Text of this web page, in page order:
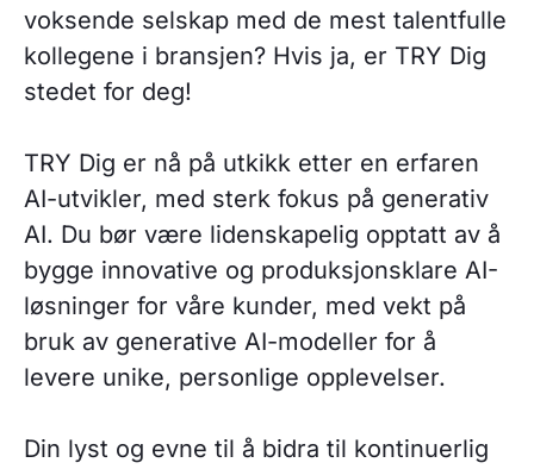
voksende selskap med de mest talentfulle
kollegene i bransjen? Hvis ja, er TRY Dig
stedet for deg!
TRY Dig er nå på utkikk etter en erfaren
AI-utvikler, med sterk fokus på generativ
AI. Du bør være lidenskapelig opptatt av å
bygge innovative og produksjonsklare AI-
løsninger for våre kunder, med vekt på
bruk av generative AI-modeller for å
levere unike, personlige opplevelser.
Din lyst og evne til å bidra til kontinuerlig